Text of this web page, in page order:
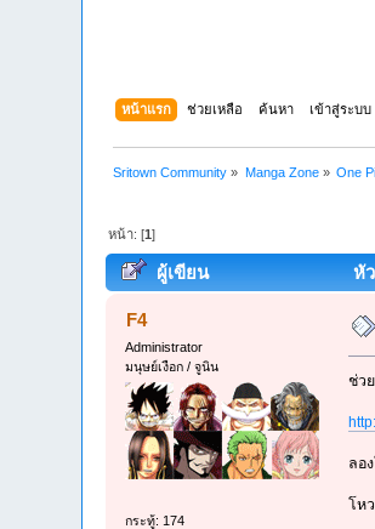
หน้าแรก ช่วยเหลือ ค้นหา เข้าสู่ระบบ
Sritown Community » Manga Zone» One
หน้า: [1]
ผู้เขียน หั
F4
Administrator
มนุษย์เงือก / จูนิน
กระทู้: 174
ช่ว
ลอ
โห